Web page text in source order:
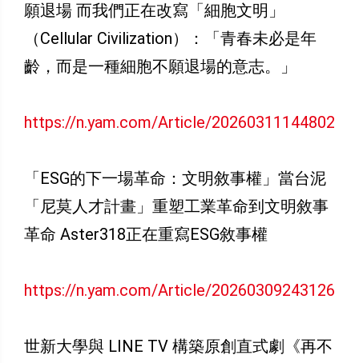
願退場 而我們正在改寫「細胞文明」
（Cellular Civilization）：「青春未必是年
齡，而是一種細胞不願退場的意志。」
https://n.yam.com/Article/20260311144802
「ESG的下一場革命：文明敘事權」當台泥
「尼莫人才計畫」重塑工業革命到文明敘事
革命 Aster318正在重寫ESG敘事權
https://n.yam.com/Article/20260309243126
世新大學與 LINE TV 構築原創直式劇《再不